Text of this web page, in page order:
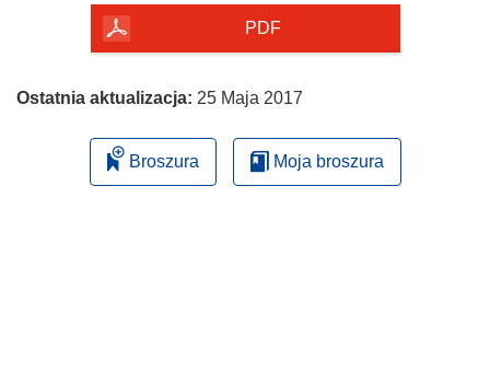
PDF
Ostatnia aktualizacja: 25 Maja 2017
Broszura Moja broszura